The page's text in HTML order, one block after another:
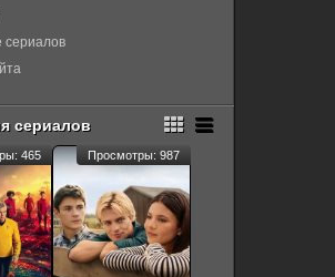
сериалов
сериалов
465 Просмотры: 987